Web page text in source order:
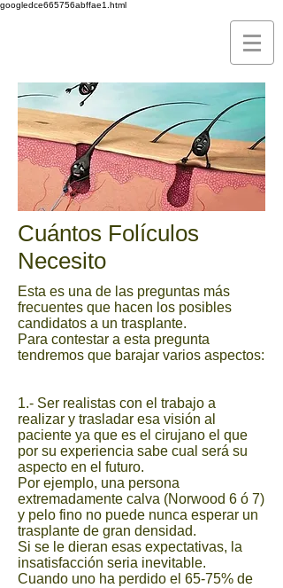
googledce665756abffae1.html
Cuántos Folículos
Necesito
Esta es una de las preguntas más
frecuentes que hacen los posibles
candidatos a un trasplante.
Para contestar a esta pregunta
tendremos que barajar varios aspectos:
1.- Ser realistas con el trabajo a
realizar y trasladar esa visión al
paciente ya que es el cirujano el que
por su experiencia sabe cual será su
aspecto en el futuro.
Por ejemplo, una persona
extremadamente calva (Norwood 6 ó 7)
y pelo fino no puede nunca esperar un
trasplante de gran densidad.
Si se le dieran esas expectativas, la
insatisfacción seria inevitable.
Cuando uno ha perdido el 65-75% de